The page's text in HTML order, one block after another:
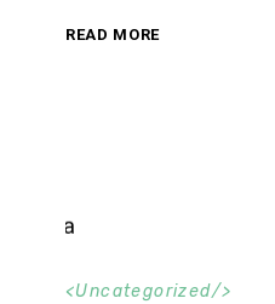
READ MORE
<Uncategorized/>